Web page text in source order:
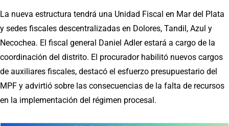
La nueva estructura tendrá una Unidad Fiscal en Mar del Plata
y sedes fiscales descentralizadas en Dolores, Tandil, Azul y
Necochea. El fiscal general Daniel Adler estará a cargo de la
coordinación del distrito. El procurador habilitó nuevos cargos
de auxiliares fiscales, destacó el esfuerzo presupuestario del
MPF y advirtió sobre las consecuencias de la falta de recursos
en la implementación del régimen procesal.